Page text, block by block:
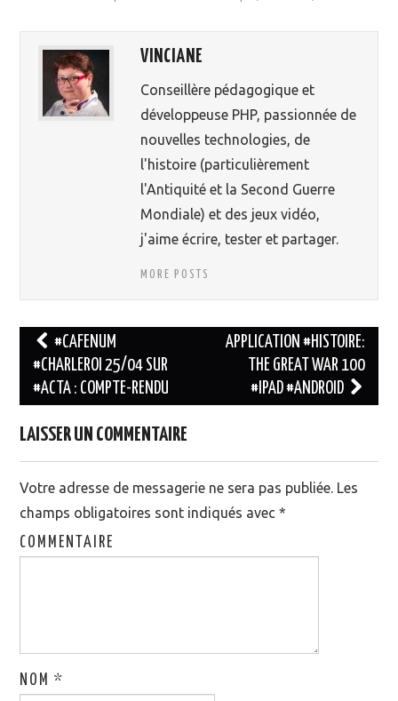
VINCIANE
Conseillère pédagogique et
développeuse PHP, passionnée de
nouvelles technologies, de
l'histoire (particulièrement
l'Antiquité et la Second Guerre
Mondiale) et des jeux vidéo,
j'aime écrire, tester et partager.
MORE POSTS
Navigation des articles
#CAFENUM
#CHARLEROI 25/04 SUR
#ACTA : COMPTE-RENDU
APPLICATION #HISTOIRE:
THE GREAT WAR 100
#IPAD #ANDROID
LAISSER UN COMMENTAIRE
Votre adresse de messagerie ne sera pas publiée. Les
champs obligatoires sont indiqués avec*
COMMENTAIRE
NOM*